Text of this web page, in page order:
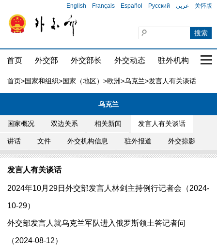
English Français Español Русский عربي 关怀版
首页 外交部 外交部长 外交动态 驻外机构 国
首页>国家和组织>国家（地区） >欧洲>乌克兰>发言人有关谈话
乌克兰
国家概况 双边关系 相关新闻 发言人有关谈话
讲话 文件 外交机构信息 驻外报道 外交掠影
发言人有关谈话
2024年10月29日外交部发言人林剑主持例行记者会（2024-
10-29）
外交部发言人就乌克兰军队进入俄罗斯领土答记者问
（2024-08-12）